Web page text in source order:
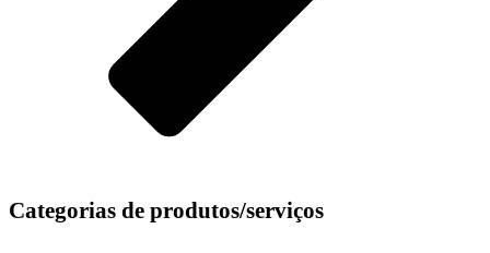
Categorias de produtos/serviços